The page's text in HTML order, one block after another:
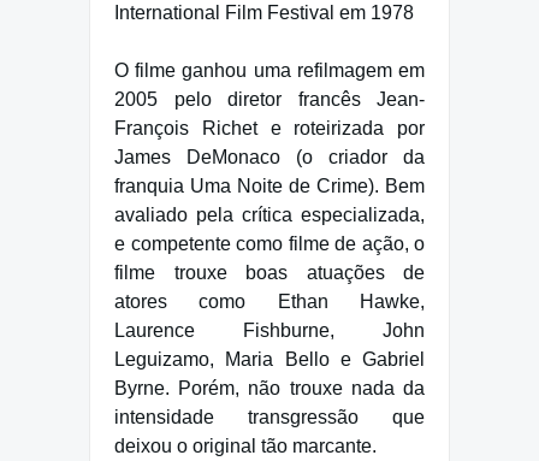
International Film Festival em 1978
O filme ganhou uma refilmagem em
2005 pelo diretor francês Jean-
François Richet e roteirizada por
James DeMonaco (o criador da
franquia Uma Noite de Crime). Bem
avaliado pela crítica especializada,
e competente como filme de ação, o
filme trouxe boas atuações de
atores como Ethan Hawke,
Laurence Fishburne, John
Leguizamo, Maria Bello e Gabriel
Byrne. Porém, não trouxe nada da
intensidade transgressão que
deixou o original tão marcante.